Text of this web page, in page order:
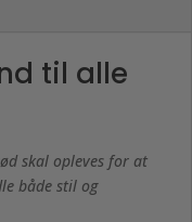
til alle
skal opleves for at
både stil og